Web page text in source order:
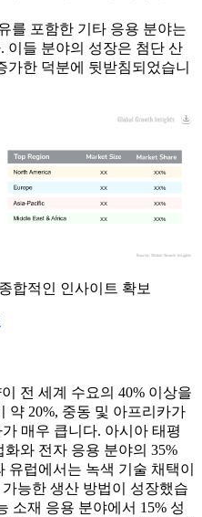
를 포함한 기타 응용 분야는
이들 분야의 성장은 첨단 산
가한 덕분에 뒷받침되었습니
XX%
XX
XX%
XX
XX%
XX
XX%
XX
합적인 인사이트 확보
전 세계 수요의 40% 이상을
약 20%, 중동 및 아프리카가
매우 큽니다. 아시아 태평
와 전자 응용 분야의 35%
럽에서는 녹색 기술 채택이
능한 생산 방법이 성장했습
소재 응용 분야에서 15% 성